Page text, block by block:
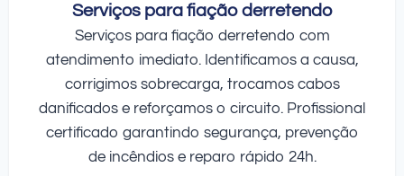
Serviços para fiação derretendo
Serviços para fiação derretendo com
atendimento imediato. Identificamos a causa,
corrigimos sobrecarga, trocamos cabos
danificados e reforçamos o circuito. Profissional
certificado garantindo segurança, prevenção
de incêndios e reparo rápido 24h.